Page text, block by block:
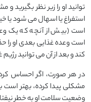
توانید او را زیر نظر بگیرید
استفراغ یا اسهال می ‌شود یا
است (بیش از آنچه که یک
است وعده غذایی بعدی او را
کند و بعد از آن می ‌توانید رژیم
در هر صورت، اگر احساس
مشکلی پیدا کرده، بهتر
وضعیت سلامت او به خطر